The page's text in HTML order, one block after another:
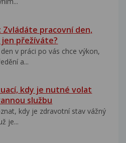
Zvládáte pracovní den,
přežíváte?
den v práci po vás chce výkon,
a...
kdy je nutné volat
službu
kdy je zdravotní stav vážný
je...